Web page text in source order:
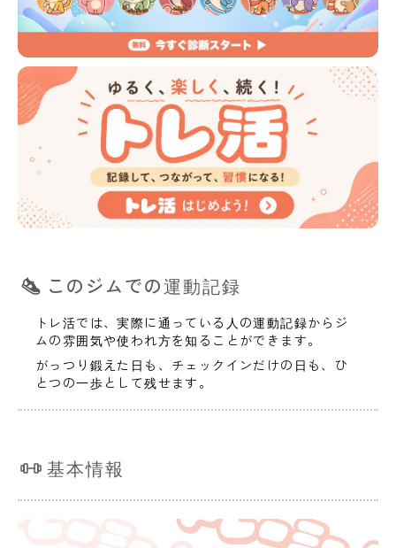
このジムでの運動記録
トレ活では、実際に通っている人の運動記録からジ
ムの雰囲気や使われ方を知ることができます。
がっつり鍛えた日も、チェックインだけの日も、ひ
とつの一歩として残せます。
基本情報